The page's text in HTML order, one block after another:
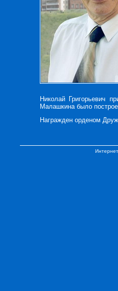
Николай Григорьевич
Малашкина было
Награжден орденом